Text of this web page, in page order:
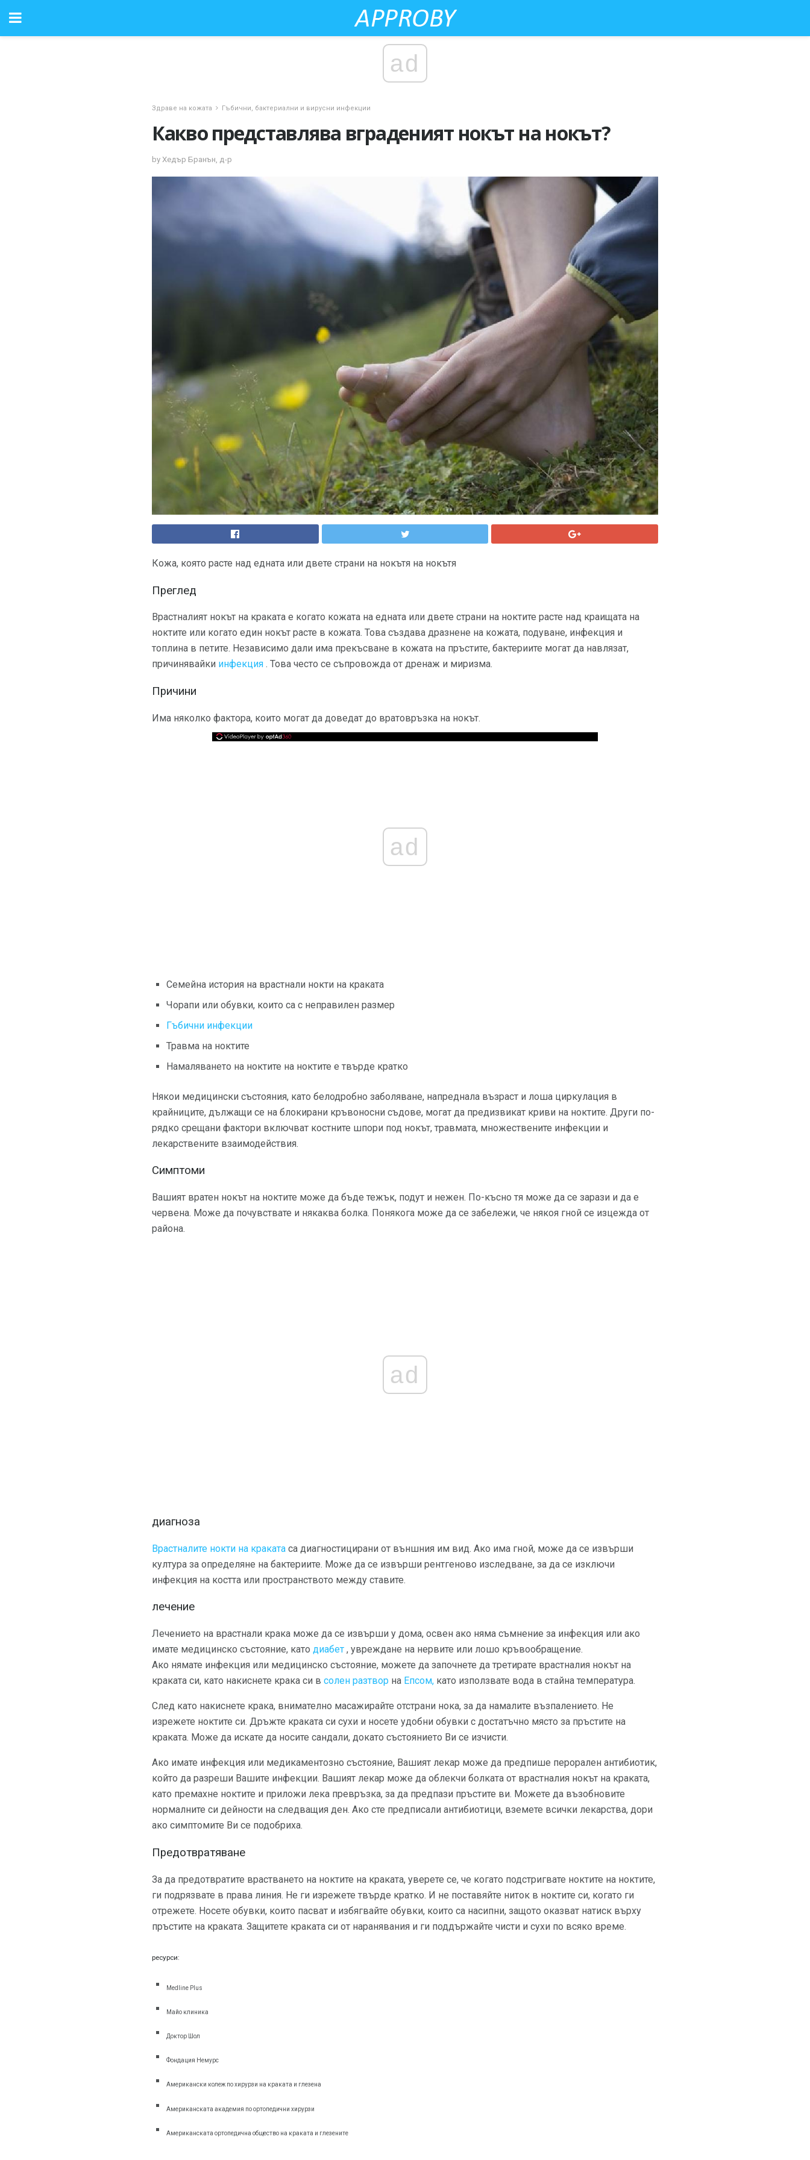
ad
Здраве на кожата Гъбични, бактериални и вирусни инфекции
Какво представлява вграденият нокът на нокът?
by Хедър Бранън, д-р
Кожа, която расте над едната или двете страни на нокътя на нокътя
Преглед
Врастналият нокът на краката е когато кожата на едната или двете страни на ноктите расте над краищата на
ноктите или когато един нокът расте в кожата. Това създава дразнене на кожата, подуване, инфекция и
топлина в петите. Независимо дали има прекъсване в кожата на пръстите, бактериите могат да навлязат,
причинявайки инфекция . Това често се съпровожда от дренаж и миризма.
Причини
Има няколко фактора, които могат да доведат до вратовръзка на нокът.
ad
Семейна история на врастнали нокти на краката
Чорапи или обувки, които са с неправилен размер
Гъбични инфекции
Травма на ноктите
Намаляването на ноктите на ноктите е твърде кратко
Някои медицински състояния, като белодробно заболяване, напреднала възраст и лоша циркулация в
крайниците, дължащи се на блокирани кръвоносни съдове, могат да предизвикат криви на ноктите. Други по-
рядко срещани фактори включват костните шпори под нокът, травмата, множествените инфекции и
лекарствените взаимодействия.
Симптоми
Вашият вратен нокът на ноктите може да бъде тежък, подут и нежен. По-късно тя може да се зарази и да е
червена. Може да почувствате и някаква болка. Понякога може да се забележи, че някоя гной се изцежда от
района.
ad
диагноза
Врастналите нокти на краката са диагностицирани от външния им вид. Ако има гной, може да се извърши
култура за определяне на бактериите. Може да се извърши рентгеново изследване, за да се изключи
инфекция на костта или пространството между ставите.
лечение
Лечението на врастнали крака може да се извърши у дома, освен ако няма съмнение за инфекция или ако
имате медицинско състояние, като диабет , увреждане на нервите или лошо кръвообращение.
Ако нямате инфекция или медицинско състояние, можете да започнете да третирате врастналия нокът на
краката си, като накиснете крака си в солен разтвор на Епсом, като използвате вода в стайна температура.
След като накиснете крака, внимателно масажирайте отстрани нока, за да намалите възпалението. Не
изрежете ноктите си. Дръжте краката си сухи и носете удобни обувки с достатъчно място за пръстите на
краката. Може да искате да носите сандали, докато състоянието Ви се изчисти.
Ако имате инфекция или медикаментозно състояние, Вашият лекар може да предпише перорален антибиотик,
който да разреши Вашите инфекции. Вашият лекар може да облекчи болката от врастналия нокът на краката,
като премахне ноктите и приложи лека превръзка, за да предпази пръстите ви. Можете да възобновите
нормалните си дейности на следващия ден. Ако сте предписали антибиотици, вземете всички лекарства, дори
ако симптомите Ви се подобриха.
Предотвратяване
За да предотвратите врастването на ноктите на краката, уверете се, че когато подстригвате ноктите на ноктите,
ги подрязвате в права линия. Не ги изрежете твърде кратко. И не поставяйте ниток в ноктите си, когато ги
отрежете. Носете обувки, които пасват и избягвайте обувки, които са насипни, защото оказват натиск върху
пръстите на краката. Защитете краката си от наранявания и ги поддържайте чисти и сухи по всяко време.
ресурси:
Medline Plus
Майо клиника
Доктор Шол
Фондация Немурс
Американски колеж по хирурзи на краката и глезена
Американската академия по ортопедични хирурзи
Американската ортопедична общество на краката и глезените